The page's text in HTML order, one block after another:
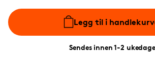
Legg til i
Sendes innen 1-2